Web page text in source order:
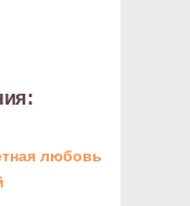
любовь